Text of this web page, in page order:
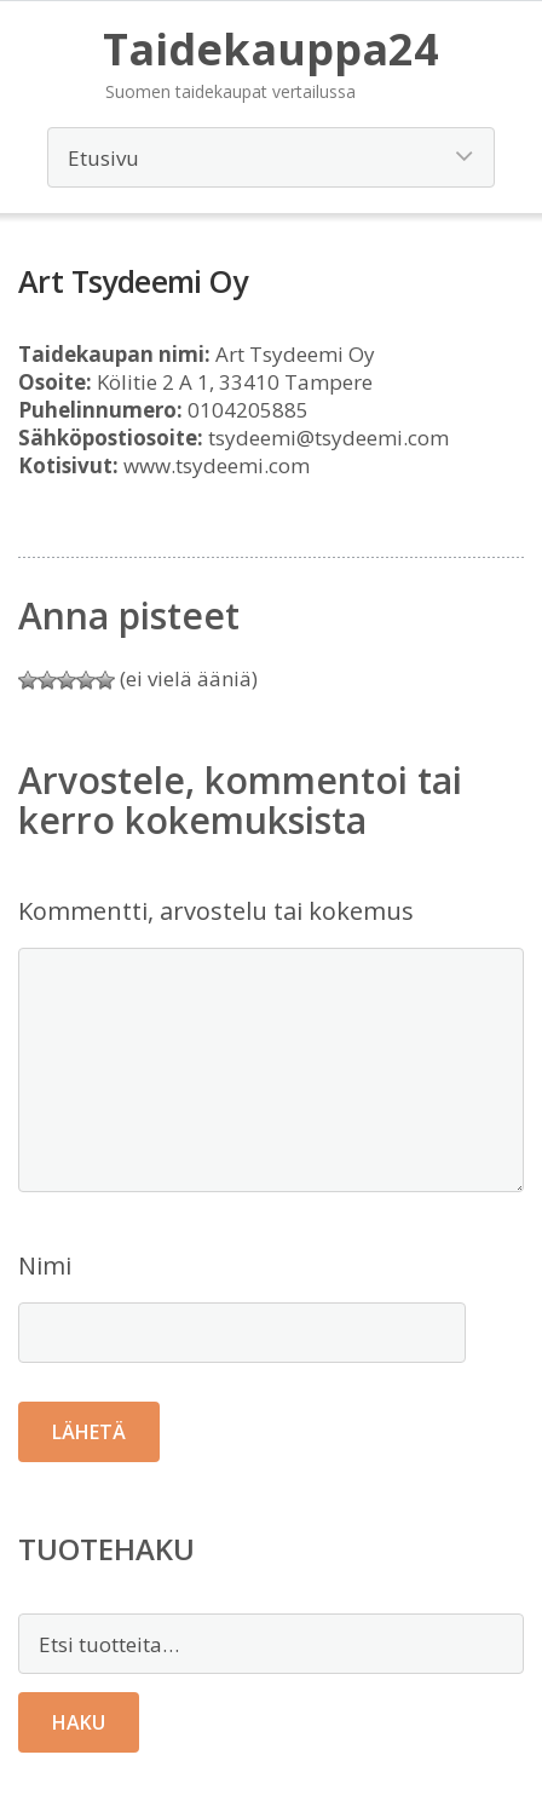
Taidekauppa24
Suomen taidekaupat vertailussa
Art Tsydeemi Oy
Taidekaupan nimi: Art Tsydeemi Oy
Osoite: Kölitie 2 A 1, 33410 Tampere
Puhelinnumero: 0104205885
Sähköpostiosoite: tsydeemi@tsydeemi.com
Kotisivut: www.tsydeemi.com
Anna pisteet
(ei vielä ääniä)
Arvostele, kommentoi tai
kerro kokemuksista
Kommentti, arvostelu tai kokemus
Nimi
TUOTEHAKU
HAKU